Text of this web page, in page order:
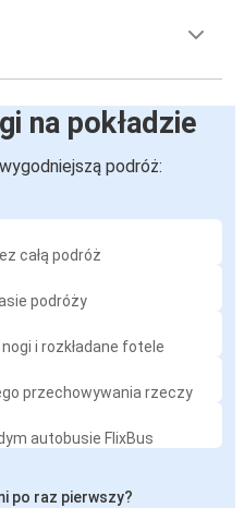
na pokładzie
podróż:
całą podróż
podróży
i rozkładane fotele
przechowywania rzeczy
autobusie FlixBus
po raz pierwszy?